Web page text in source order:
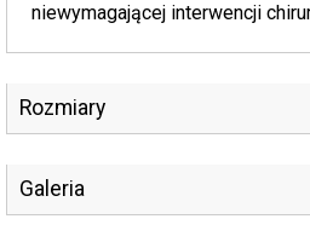
niewymagającej interwencji
Rozmiary
Galeria